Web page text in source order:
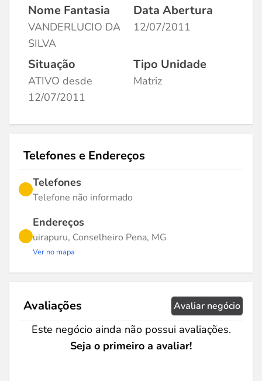
Nome Fantasia
VANDERLUCIO DA
SILVA
Data Abertura
12/07/2011
Situação
ATIVO desde
12/07/2011
Tipo Unidade
Matriz
Telefones e Endereços
Telefones
Telefone não informado
Endereços
uirapuru, Conselheiro Pena, MG
Ver no mapa
Avaliações Avaliar negócio
Este negócio ainda não possui avaliações.
Seja o primeiro a avaliar!